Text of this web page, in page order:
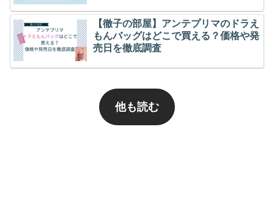
【徹子の部屋】アンテプリマのドラえ
もんバッグはどこで買える？価格や発
売日を徹底調査
他も読む